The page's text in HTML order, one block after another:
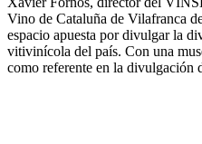
Vino de Cataluña de Vilafranca
espacio apuesta por divulgar la
vitivinícola del país. Con una
como referente en la divulgación